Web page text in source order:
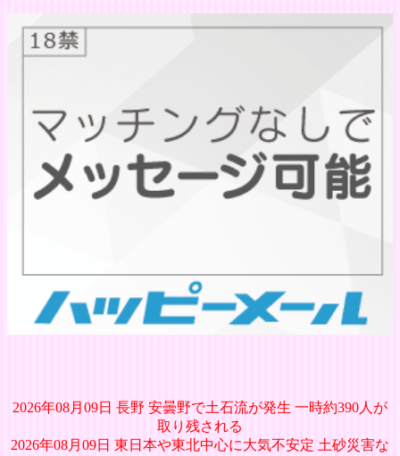
2026年08月09日 長野 安曇野で土石流が発生 一時約390人が
取り残される
2026年08月09日 東日本や東北中心に大気不安定 土砂災害な